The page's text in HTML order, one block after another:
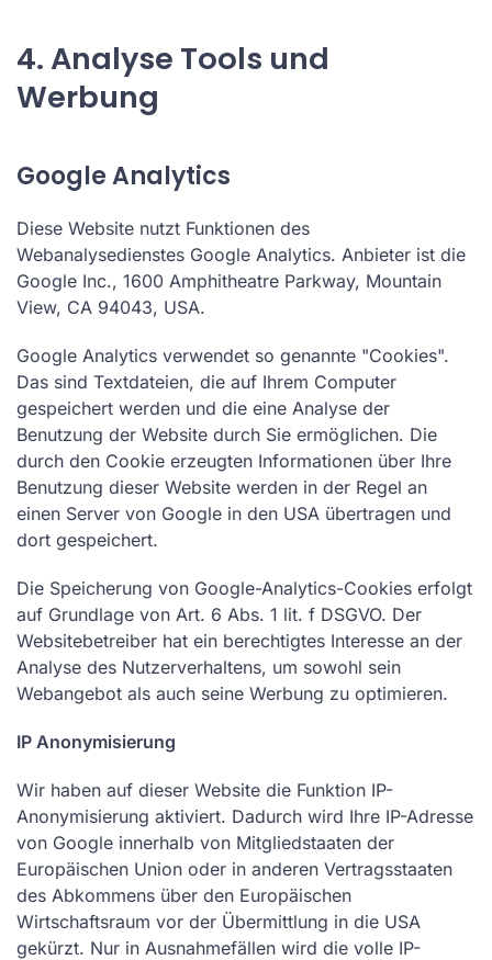
4. Analyse Tools und
Werbung
Google Analytics
Diese Website nutzt Funktionen des
Webanalysedienstes Google Analytics. Anbieter ist die
Google Inc., 1600 Amphitheatre Parkway, Mountain
View, CA 94043, USA.
Google Analytics verwendet so genannte "Cookies".
Das sind Textdateien, die auf Ihrem Computer
gespeichert werden und die eine Analyse der
Benutzung der Website durch Sie ermöglichen. Die
durch den Cookie erzeugten Informationen über Ihre
Benutzung dieser Website werden in der Regel an
einen Server von Google in den USA übertragen und
dort gespeichert.
Die Speicherung von Google-Analytics-Cookies erfolgt
auf Grundlage von Art. 6 Abs. 1 lit. f DSGVO. Der
Websitebetreiber hat ein berechtigtes Interesse an der
Analyse des Nutzerverhaltens, um sowohl sein
Webangebot als auch seine Werbung zu optimieren.
IP Anonymisierung
Wir haben auf dieser Website die Funktion IP-
Anonymisierung aktiviert. Dadurch wird Ihre IP-Adresse
von Google innerhalb von Mitgliedstaaten der
Europäischen Union oder in anderen Vertragsstaaten
des Abkommens über den Europäischen
Wirtschaftsraum vor der Übermittlung in die USA
gekürzt. Nur in Ausnahmefällen wird die volle IP-